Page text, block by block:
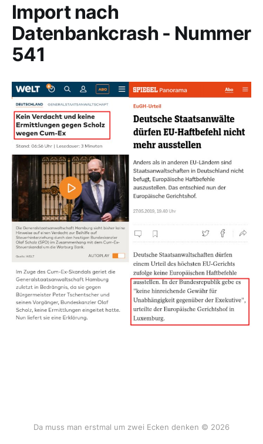
Import nach
Datenbankcrash - Nummer
541
Da muss man erstmal um zwei Ecken denken © 2026